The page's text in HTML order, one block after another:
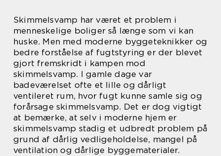
Skimmelsvamp har været et problem i
menneskelige boliger så længe som vi kan
huske. Men med moderne byggeteknikker og
bedre forståelse af fugtstyring er der blevet
gjort fremskridt i kampen mod
skimmelsvamp. I gamle dage var
badeværelset ofte et lille og dårligt
ventileret rum, hvor fugt kunne samle sig og
forårsage skimmelsvamp. Det er dog vigtigt
at bemærke, at selv i moderne hjem er
skimmelsvamp stadig et udbredt problem på
grund af dårlig vedligeholdelse, mangel på
ventilation og dårlige byggematerialer.